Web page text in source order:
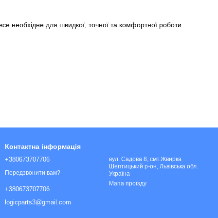
необхідне для швидкої, точної та комфортної роботи.
Контактна інформація
+380673707706
Передзвонити вам?
+380673707706
logicparts3@gmail.com
вул. Садова 8, смт.Жвирка
Шептицький р-он, Львівська обл.
Україна
Мапа проїзду